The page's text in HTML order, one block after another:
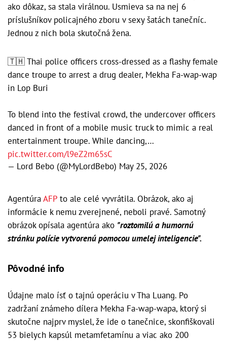
ako dôkaz, sa stala virálnou. Usmieva sa na nej 6
príslušníkov policajného zboru v sexy šatách tanečníc.
Jednou z nich bola skutočná žena.
🇹🇭 Thai police officers cross-dressed as a flashy female
dance troupe to arrest a drug dealer, Mekha Fa-wap-wap
in Lop Buri
To blend into the festival crowd, the undercover officers
danced in front of a mobile music truck to mimic a real
entertainment troupe. While dancing,…
pic.twitter.com/l9eZ2m65sC
— Lord Bebo (@MyLordBebo) May 25, 2026
AgentúraAFP to ale celé vyvrátila. Obrázok, ako aj
informácie k nemu zverejnené, neboli pravé. Samotný
obrázok opísala agentúra ako "roztomilú a humornú
stránku polície vytvorenú pomocou umelej inteligencie".
Pôvodné info
Údajne malo ísť o tajnú operáciu v Tha Luang. Po
zadržaní známeho dílera Mekha Fa-wap-wapa, ktorý si
skutočne najprv myslel, že ide o tanečnice, skonfiškovali
53 bielych kapsúl metamfetamínu a viac ako 200